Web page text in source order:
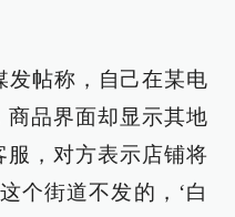
发帖称，自己在某电
商品界面却显示其地
服，对方表示店铺将
个街道不发的，‘白